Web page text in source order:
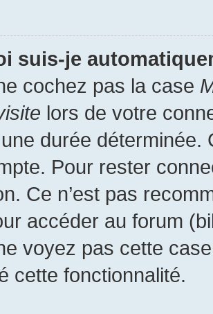
suis-je
cochez pas la case
lors de votre
durée déterminée.
Pour rester
Ce n’est pas
accéder au forum
voyez pas cette
cette fonctionnalité.